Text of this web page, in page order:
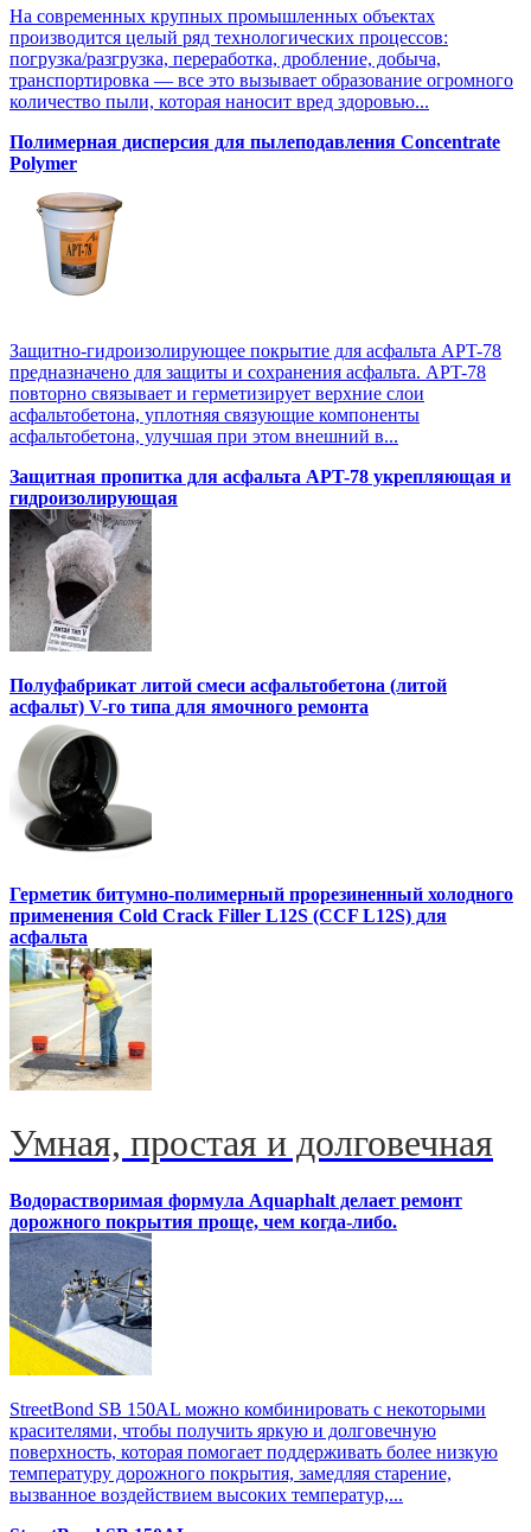
На современных крупных промышленных объектах
производится целый ряд технологических процессов:
погрузка/разгрузка, переработка, дробление, добыча,
транспортировка — все это вызывает образование огромного
количество пыли, которая наносит вред здоровью...
Полимерная дисперсия для пылеподавления Concentrate
Polymer
Защитно-гидроизолирующее покрытие для асфальта APT-78
предназначено для защиты и сохранения асфальта. APT-78
повторно связывает и герметизирует верхние слои
асфальтобетона, уплотняя связующие компоненты
асфальтобетона, улучшая при этом внешний в...
Защитная пропитка для асфальта APT-78 укрепляющая и
гидроизолирующая
Полуфабрикат литой смеси асфальтобетона (литой
асфальт) V-го типа для ямочного ремонта
Герметик битумно-полимерный прорезиненный холодного
применения Cold Crack Filler L12S (ССF L12S) для
асфальта
Умная, простая и долговечная
Водорастворимая формула Aquaphalt делает ремонт
дорожного покрытия проще, чем когда-либо.
StreetBond SB 150AL можно комбинировать с некоторыми
красителями, чтобы получить яркую и долговечную
поверхность, которая помогает поддерживать более низкую
температуру дорожного покрытия, замедляя старение,
вызванное воздействием высоких температур,...